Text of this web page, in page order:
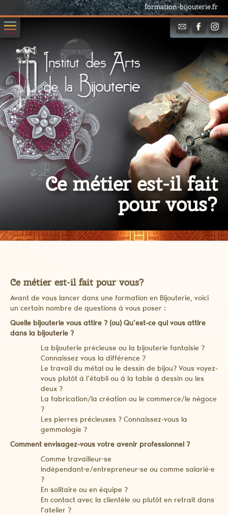
formation-bijouterie.fr
Ce métier est-il fait
pour vous?
Ce métier est-il fait pour vous?
Avant de vous lancer dans une formation en Bijouterie, voici
un certain nombre de questions à vous poser :
Quelle bijouterie vous attire ? (ou) Qu’est-ce qui vous attire
dans la bijouterie ?
La bijouterie précieuse ou la bijouterie fantaisie ?
Connaissez vous la différence ?
Le travail du métal ou le dessin de bijou? Vous voyez-
vous plutôt à l’établi ou à la table à dessin ou les
deux ?
La fabrication/la création ou le commerce/le négoce
?
Les pierres précieuses ? Connaissez-vous la
gemmologie ?
Comment envisagez-vous votre avenir professionnel ?
Comme travailleur·se
indépendant·e/entrepreneur·se ou comme salarié·e
?
En solitaire ou en équipe ?
En contact avec la clientèle ou plutôt en retrait dans
l’atelier ?